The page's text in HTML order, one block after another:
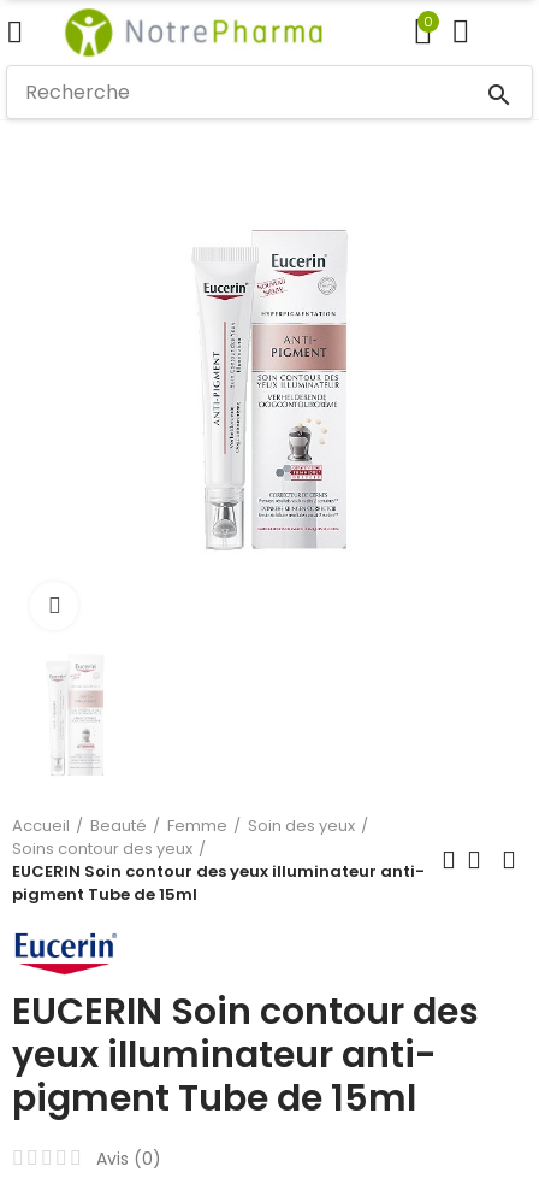
0
search
Accueil Beauté Femme
Soin des yeux
Soins contour des yeux
EUCERIN Soin contour des yeux illuminateur anti-
pigment Tube de 15ml
EUCERIN Soin contour des
yeux illuminateur anti-
pigment Tube de 15ml
Avis (0)